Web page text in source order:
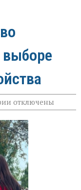
к
записи
Волонтёры
из
Зверево
помогли
жителям
в
выборе
проектов
благоустройства
отключены